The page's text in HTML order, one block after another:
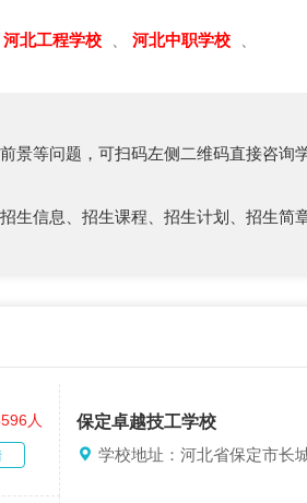
河北工程学校 、河北中职学校
景等问题，可扫码左侧二维码直接咨询
生信息、招生课程、招生计划、招生简
人
保定卓越技工学校
学校地址：河北省保定市长